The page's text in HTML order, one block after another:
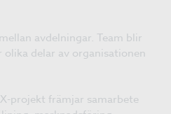
avdelningar. Team blir
delar av organisationen
projekt främjar samarbete